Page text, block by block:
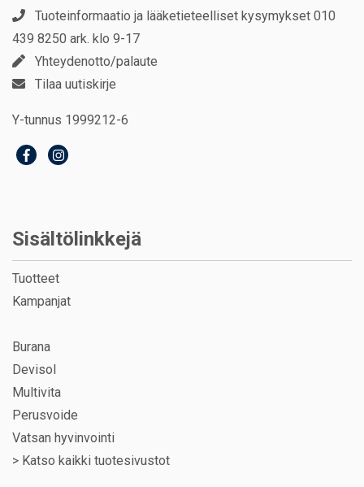
Tuoteinformaatio ja lääketieteelliset kysymykset 010
439 8250 ark. klo 9-17
Yhteydenotto/palaute
Tilaa uutiskirje
Y-tunnus 1999212-6
Sisältölinkkejä
Tuotteet
Kampanjat
Burana
Devisol
Multivita
Perusvoide
Vatsan hyvinvointi
> Katso kaikki tuotesivustot